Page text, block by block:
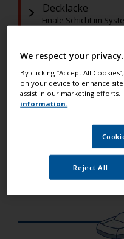
Decklacke
Finale Schicht im
Vorstreichfarben
Grundierung
(Wenn Spachtel
Grundierung
We respect your privacy.
By clicking “Accept All
on your device to enhance site
assist in our marketing efforts.
information.
Reject All